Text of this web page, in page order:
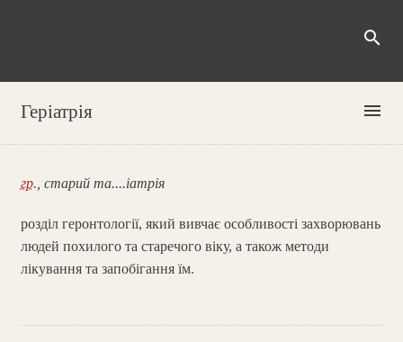
search
Геріатрія menu
гр. , старий та....іатрія
розділ геронтології, який вивчає особливості захворювань
людей похилого та старечого віку, а також методи
лікування та запобігання їм.